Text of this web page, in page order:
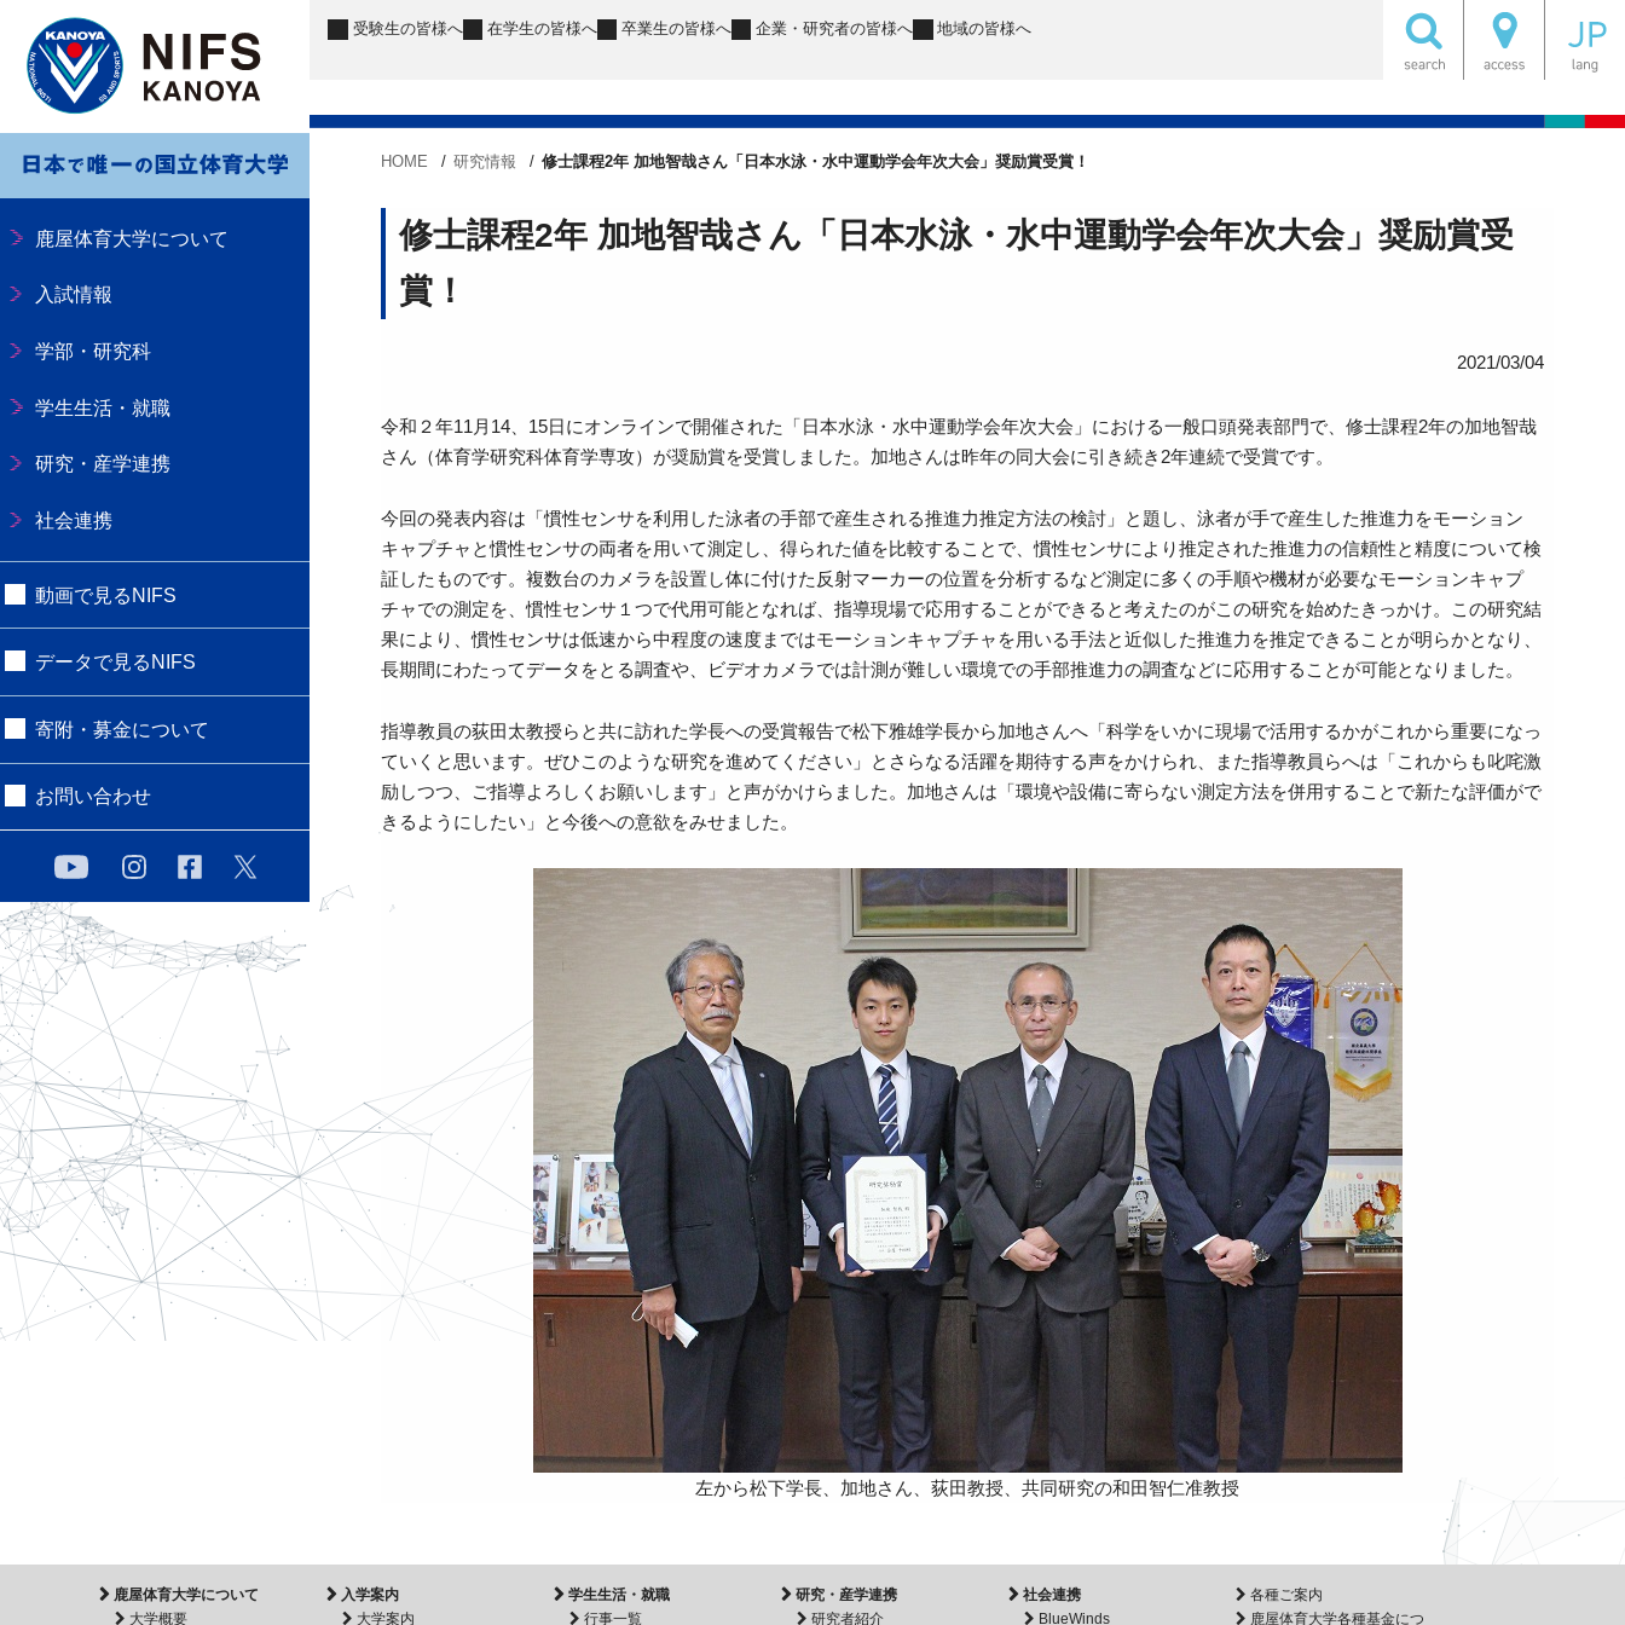
鹿屋体育大学について
入試情報
学部・研究科
学生生活・就職
研究・産学連携
社会連携
動画で見るNIFS
データで見るNIFS
寄附・募金について
お問い合わせ
受験生の皆様へ 在学生の皆様へ 卒業生の皆様へ 企業・研究者の皆様へ 地域の皆様へ
HOME 研究情報 修士課程2年 加地智哉さん「日本水泳・水中運動学会年次大会」奨励賞受賞！
修士課程2年 加地智哉さん「日本水泳・水中運動学会年次大会」奨励賞受
賞！
2021/03/04
令和２年11月14、15日にオンラインで開催された「日本水泳・水中運動学会年次大会」における一般口頭発表部門で、修士課程2年の加地智哉
さん（体育学研究科体育学専攻）が奨励賞を受賞しました。加地さんは昨年の同大会に引き続き2年連続で受賞です。
今回の発表内容は「慣性センサを利用した泳者の手部で産生される推進力推定方法の検討」と題し、泳者が手で産生した推進力をモーション
キャプチャと慣性センサの両者を用いて測定し、得られた値を比較することで、慣性センサにより推定された推進力の信頼性と精度について検
証したものです。複数台のカメラを設置し体に付けた反射マーカーの位置を分析するなど測定に多くの手順や機材が必要なモーションキャプ
チャでの測定を、慣性センサ１つで代用可能となれば、指導現場で応用することができると考えたのがこの研究を始めたきっかけ。この研究結
果により、慣性センサは低速から中程度の速度まではモーションキャプチャを用いる手法と近似した推進力を推定できることが明らかとなり、
長期間にわたってデータをとる調査や、ビデオカメラでは計測が難しい環境での手部推進力の調査などに応用することが可能となりました。
指導教員の荻田太教授らと共に訪れた学長への受賞報告で松下雅雄学長から加地さんへ「科学をいかに現場で活用するかがこれから重要になっ
ていくと思います。ぜひこのような研究を進めてください」とさらなる活躍を期待する声をかけられ、また指導教員らへは「これからも叱咤激
励しつつ、ご指導よろしくお願いします」と声がかけらました。加地さんは「環境や設備に寄らない測定方法を併用することで新たな評価がで
きるようにしたい」と今後への意欲をみせました。
左から松下学長、加地さん、荻田教授、共同研究の和田智仁准教授
鹿屋体育大学について
大学概要
入学案内
大学案内
学生生活・就職
行事一覧
研究・産学連携
研究者紹介
社会連携
BlueWinds
各種ご案内
鹿屋体育大学各種基金につ